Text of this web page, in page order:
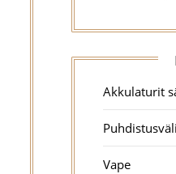
Akkulaturit
Vape